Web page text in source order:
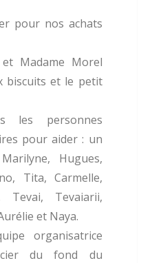
pour nos achats
Madame Morel
biscuits et le petit
les personnes
pour aider : un
Hugues,
Tita, Carmelle,
Tevai, Tevaiarii,
et Naya.
organisatrice
du fond du